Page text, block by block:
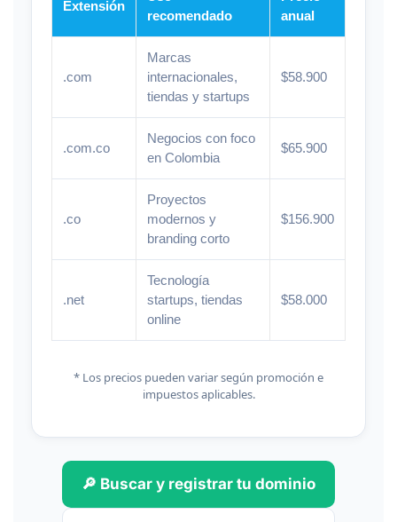
Extensión
recomendado
anual
.com
Marcas
internacionales,
tiendas y startups
$58.900
.com.co
Negocios con foco
en Colombia
$65.900
.co
Proyectos
modernos y
branding corto
$156.900
.net
Tecnología
startups, tiendas
online
$58.000
* Los precios pueden variar según promoción e
impuestos aplicables.
🔎 Buscar y registrar tu dominio